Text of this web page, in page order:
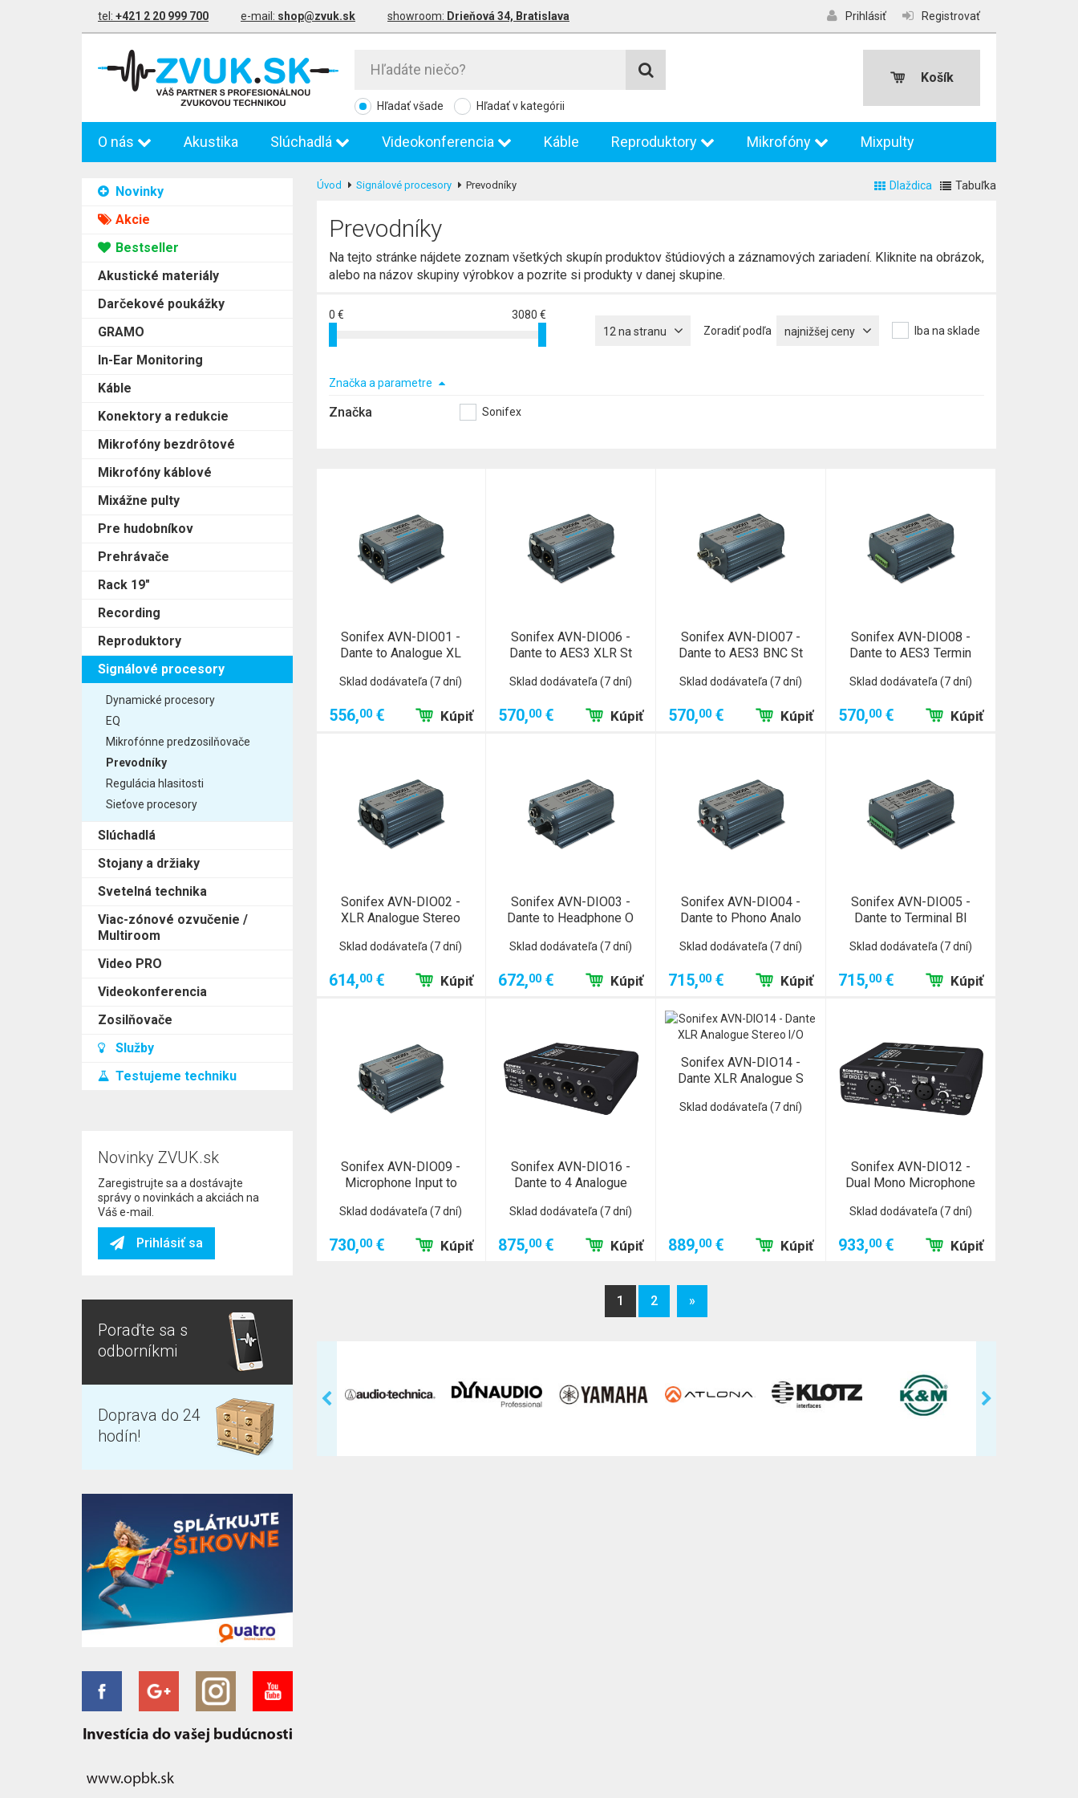
tel: +421 2 20 999 700 e-mail: shop@zvuk.sk showroom: Drieňová 34, Bratislava Prihlásiť Registrovať
Hľadať všade Hľadať v kategórii
Košík
O nás Akustika Slúchadlá Videokonferencia Káble Reproduktory Mikrofóny Mixpulty
Novinky
Akcie
Bestseller
Akustické materiály
Darčekové poukážky
GRAMO
In-Ear Monitoring
Káble
Konektory a redukcie
Mikrofóny bezdrôtové
Mikrofóny káblové
Mixážne pulty
Pre hudobníkov
Prehrávače
Rack 19"
Recording
Reproduktory
Signálové procesory
Dynamické procesory
EQ
Mikrofónne predzosilňovače
Prevodníky
Regulácia hlasitosti
Sieťove procesory
Slúchadlá
Stojany a držiaky
Svetelná technika
Viac-zónové ozvučenie /
Multiroom
Video PRO
Videokonferencia
Zosilňovače
Služby
Testujeme techniku
Novinky ZVUK.sk
Zaregistrujte sa a dostávajte
správy o novinkách a akciách na
Váš e-mail.
Prihlásiť sa
Poraďte sa s
odborníkmi
Doprava do 24
hodín!
Úvod Signálové procesory Prevodníky Dlaždica Tabuľka
Prevodníky
Na tejto stránke nájdete zoznam všetkých skupín produktov štúdiových a záznamových zariadení. Kliknite na obrázok,
alebo na názov skupiny výrobkov a pozrite si produkty v danej skupine.
0 €
3080 €
Iba na sklade
Zoradiť podľa najnižšej ceny
12 na stranu
Značka a parametre
Značka Sonifex
Sonifex AVN-DIO01 -
Dante to Analogue XL
Sklad dodávateľa (7 dní)
556,00€ Kúpiť
Sonifex AVN-DIO06 -
Dante to AES3 XLR St
Sklad dodávateľa (7 dní)
570,00 € Kúpiť
Sonifex AVN-DIO07 -
Dante to AES3 BNC St
Sklad dodávateľa (7 dní)
570,00 € Kúpiť
Sonifex AVN-DIO08 -
Dante to AES3 Termin
Sklad dodávateľa (7 dní)
570,00 € Kúpiť
Sonifex AVN-DIO02 -
XLR Analogue Stereo
Sklad dodávateľa (7 dní)
614,00€ Kúpiť
Sonifex AVN-DIO03 -
Dante to Headphone O
Sklad dodávateľa (7 dní)
672,00 € Kúpiť
Sonifex AVN-DIO04 -
Dante to Phono Analo
Sklad dodávateľa (7 dní)
715,00 € Kúpiť
Sonifex AVN-DIO05 -
Dante to Terminal Bl
Sklad dodávateľa (7 dní)
715,00 € Kúpiť
Sonifex AVN-DIO09 -
Microphone Input to
Sklad dodávateľa (7 dní)
730,00€ Kúpiť
Sonifex AVN-DIO16 -
Dante to 4 Analogue
Sklad dodávateľa (7 dní)
875,00 € Kúpiť
Sonifex AVN-DIO14 -
Dante XLR Analogue S
Sklad dodávateľa (7 dní)
889,00 € Kúpiť
Sonifex AVN-DIO12 -
Dual Mono Microphone
Sklad dodávateľa (7 dní)
933,00 € Kúpiť
1 2 »